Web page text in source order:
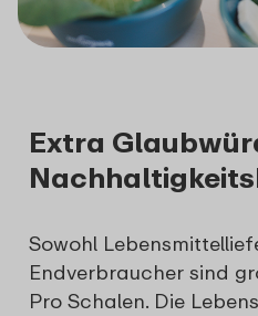
Extra
Sowohl
Endverbraucher sind
Pro Schalen. Die